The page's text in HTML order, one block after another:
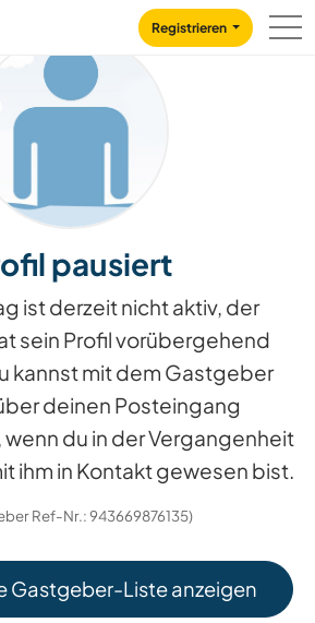
Registrieren
pausiert
ist derzeit nicht aktiv, der
sein Profil vorübergehend
kannst mit dem Gastgeber
deinen Posteingang
du in der Vergangenheit
ihm in Kontakt gewesen bist.
Ref-Nr.: 943669876135)
Gastgeber-Liste anzeigen